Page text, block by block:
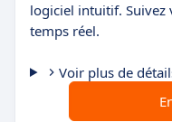
logiciel intuitif. Suivez
temps réel.
Voir plus de